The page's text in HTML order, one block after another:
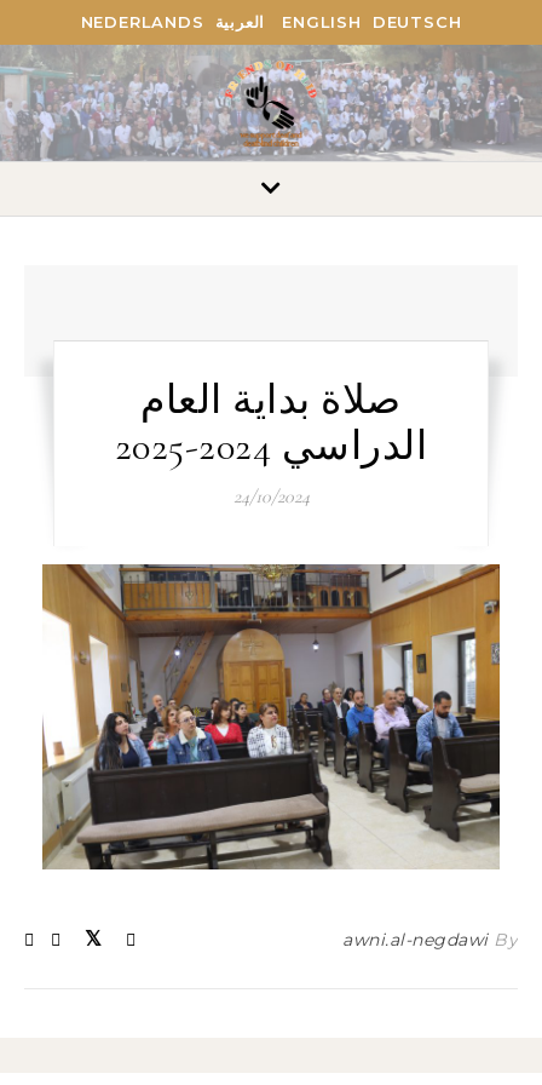
DEUTSCH
ENGLISH العربية NEDERLANDS
صلاة بداية العام
الدراسي 2024-2025
24/10/2024
By
awni.al-negdawi